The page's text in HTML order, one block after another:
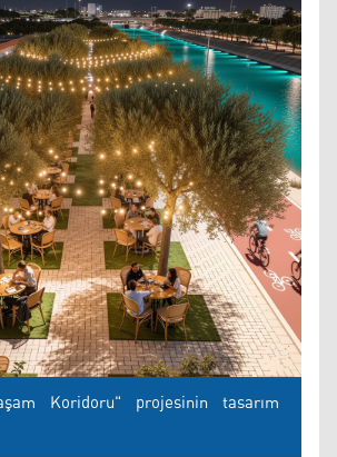
Koridoru" projesinin tasarım